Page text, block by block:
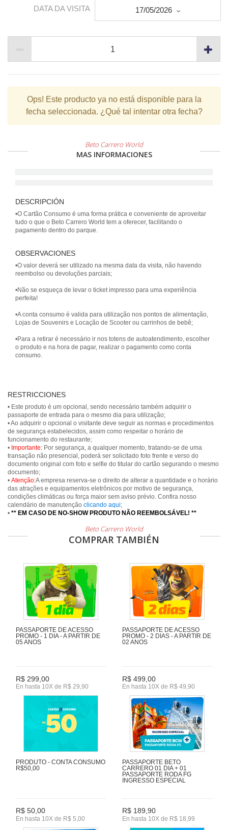
DATA DA VISITA 17/05/2026
Ops! Este producto ya no está disponible para la
fecha seleccionada. ¿Qué tal intentar otra fecha?
Beto Carrero World
MAS INFORMACIONES
DESCRIPCIÓN
•O Cartão Consumo é uma forma prática e conveniente de aproveitar
tudo o que o Beto Carrero World tem a oferecer, facilitando o
pagamento dentro do parque.
OBSERVACIONES
•O valor deverá ser utilizado na mesma data da visita, não havendo
reembolso ou devoluções parciais;
•Não se esqueça de levar o ticket impresso para uma experiência
perfeita!
•A conta consumo é valida para utilização nos pontos de alimentação,
Lojas de Souvenirs e Locação de Scooter ou carrinhos de bebê;
•Para a retirar é necessário ir nos totens de autoatendimento, escolher
o produto e na hora de pagar, realizar o pagamento como conta
consumo.
RESTRICCIONES
• Este produto é um opcional, sendo necessário também adquirir o
passaporte de entrada para o mesmo dia para utilização;
• Ao adquirir o opcional o visitante deve seguir as normas e procedimentos
de segurança estabelecidos, assim como respeitar o horário de
funcionamento do restaurante;
• Importante: Por segurança, a qualquer momento, tratando-se de uma
transação não presencial, poderá ser solicitado foto frente e verso do
documento original com foto e selfie do titular do cartão segurando o mesmo
documento;
• Atenção:A empresa reserva-se o direito de alterar a quantidade e o horário
das atrações e equipamentos eletrônicos por motivo de segurança,
condições climáticas ou força maior sem aviso prévio. Confira nosso
calendário de manutenção clicando aqui;
• ** EM CASO DE NO-SHOW PRODUTO NÃO REEMBOLSÁVEL! **
Beto Carrero World
COMPRAR TAMBIÉN
PASSAPORTE DE ACESSO
PROMO - 1 DIA - A PARTIR DE
05 ANOS
R$ 299,00
En hasta 10X de R$ 29,90
PASSAPORTE DE ACESSO
PROMO - 2 DIAS - A PARTIR DE
02 ANOS
R$ 499,00
En hasta 10X de R$ 49,90
PRODUTO - CONTA CONSUMO
R$50,00
R$ 50,00
En hasta 10X de R$ 5,00
PASSAPORTE BETO
CARRERO 01 DIA + 01
PASSAPORTE RODA FG
INGRESSO ESPECIAL
R$ 189,90
En hasta 10X de R$ 18,99